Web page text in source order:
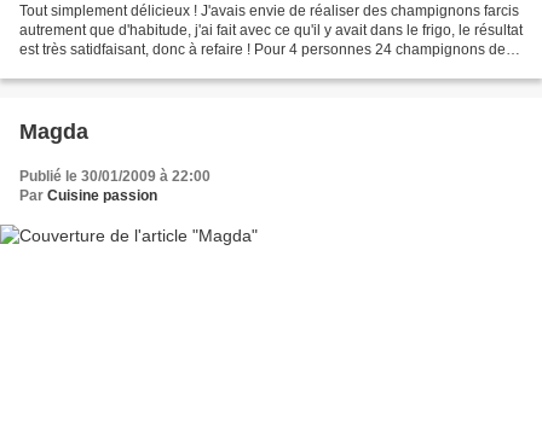
Tout simplement délicieux ! J'avais envie de réaliser des champignons farcis
autrement que d'habitude, j'ai fait avec ce qu'il y avait dans le frigo, le résultat
est très satidfaisant, donc à refaire ! Pour 4 personnes 24 champignons de
Magda
Publié le 30/01/2009 à 22:00
Par Cuisine passion